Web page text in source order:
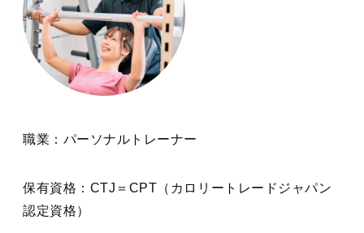
職業：パーソナルトレーナー
保有資格：CTJ＝CPT（カロリートレードジャパン
認定資格）